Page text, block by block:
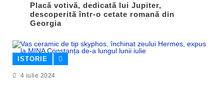
Placă votivă, dedicată lui Jupiter,
descoperită într-o cetate romană din
Georgia
ISTORIE
4 iulie 2024